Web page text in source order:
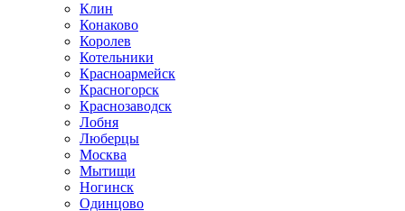
Клин
Конаково
Королев
Котельники
Красноармейск
Красногорск
Краснозаводск
Лобня
Люберцы
Москва
Мытищи
Ногинск
Одинцово